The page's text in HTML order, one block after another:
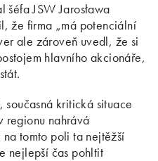
JSW Jarosława
že firma „má potenciální
ale zároveň uvedl, že si
hlavního akcionáře,
kritická situace
regionu nahrává
tomto poli ta nejtěžší
nejlepší čas pohltit